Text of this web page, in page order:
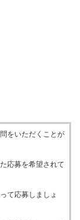
をいただくことが
応募を希望されて
て応募しましょ